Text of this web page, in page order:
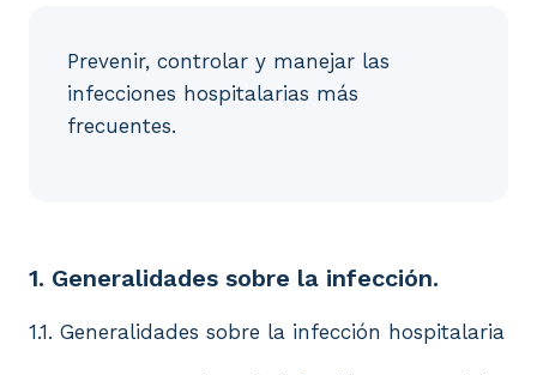
Prevenir, controlar y manejar las
infecciones hospitalarias más
frecuentes.
1. Generalidades sobre la infección. 1.1.
1. Generalidades sobre la infección.
1.1. Generalidades sobre la infección hospitalaria